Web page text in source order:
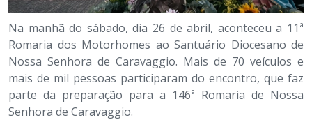
Na manhã do sábado, dia 26 de abril, aconteceu a 11ª
Romaria dos Motorhomes ao Santuário Diocesano de
Nossa Senhora de Caravaggio. Mais de 70 veículos e
mais de mil pessoas participaram do encontro, que faz
parte da preparação para a 146ª Romaria de Nossa
Senhora de Caravaggio.